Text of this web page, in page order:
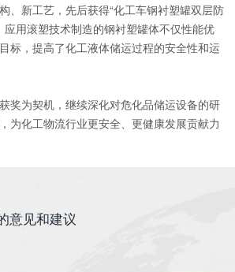
、新工艺，先后获得“化工车钢衬塑罐双层防
应用滚塑技术制造的钢衬塑罐体不仅性能优
标，提高了化工液体储运过程的安全性和运
奖为契机，继续深化对危化品储运设备的研
为化工物流行业更安全、更健康发展贡献力
意见和建议